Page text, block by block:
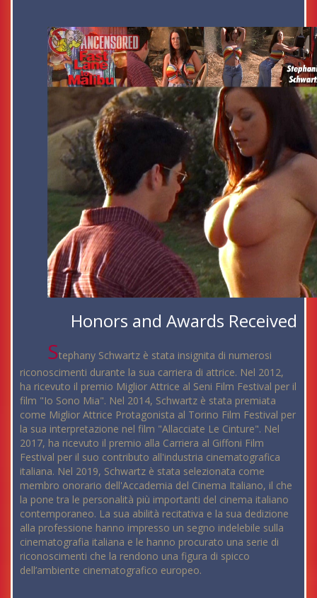
Honors and Awards Received
Stephany Schwartz è stata insignita di numerosi
riconoscimenti durante la sua carriera di attrice. Nel 2012,
ha ricevuto il premio Miglior Attrice al Seni Film Festival per il
film "Io Sono Mia". Nel 2014, Schwartz è stata premiata
come Miglior Attrice Protagonista al Torino Film Festival per
la sua interpretazione nel film "Allacciate Le Cinture". Nel
2017, ha ricevuto il premio alla Carriera al Giffoni Film
Festival per il suo contributo all'industria cinematografica
italiana. Nel 2019, Schwartz è stata selezionata come
membro onorario dell'Accademia del Cinema Italiano, il che
la pone tra le personalità più importanti del cinema italiano
contemporaneo. La sua abilità recitativa e la sua dedizione
alla professione hanno impresso un segno indelebile sulla
cinematografia italiana e le hanno procurato una serie di
riconoscimenti che la rendono una figura di spicco
dell’ambiente cinematografico europeo.